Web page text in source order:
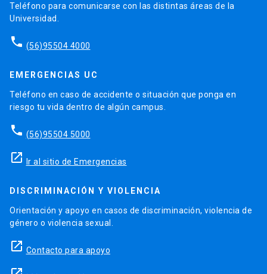
Teléfono para comunicarse con las distintas áreas de la
Universidad.
phone (56)95504 4000
EMERGENCIAS UC
Teléfono en caso de accidente o situación que ponga en
riesgo tu vida dentro de algún campus.
phone (56)95504 5000
launch Ir al sitio de Emergencias
DISCRIMINACIÓN Y VIOLENCIA
Orientación y apoyo en casos de discriminación, violencia de
género o violencia sexual.
launch Contacto para apoyo